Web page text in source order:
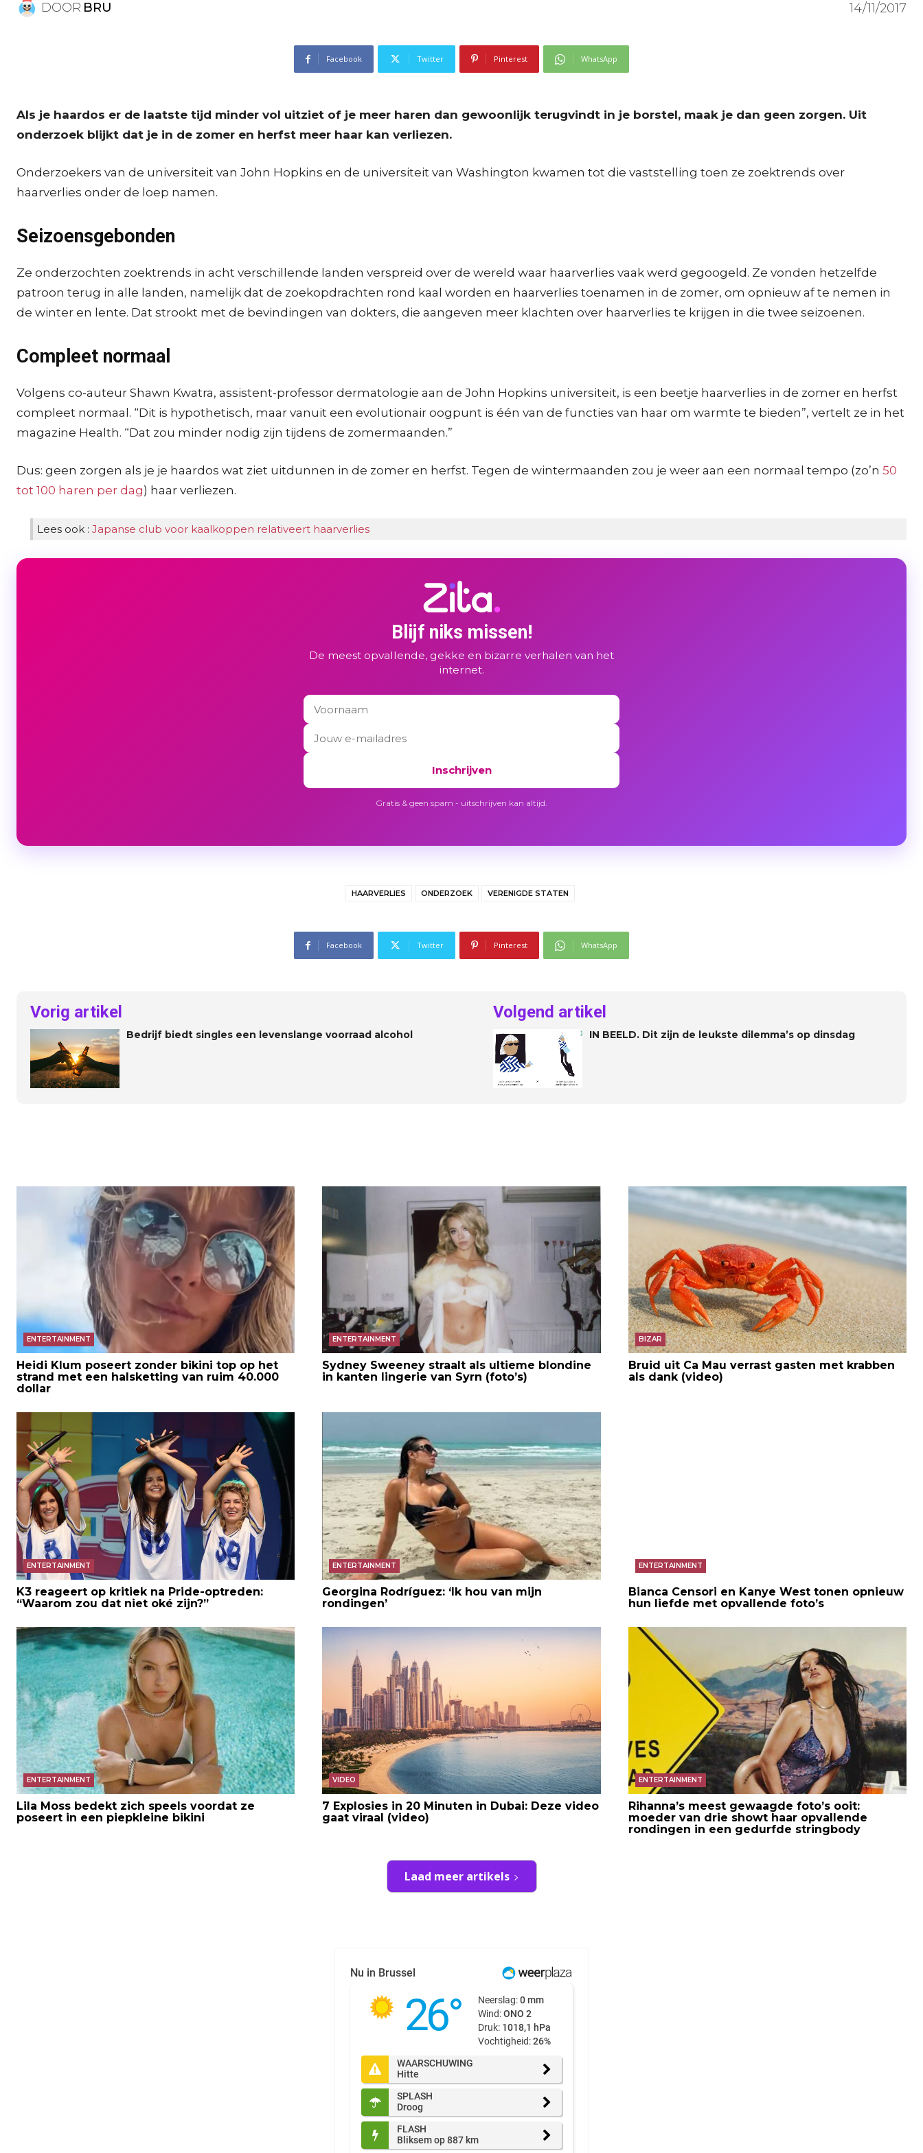
DOOR BRU 14/11/2017
Facebook Twitter Pinterest WhatsApp
Als je haardos er de laatste tijd minder vol uitziet of je meer haren dan gewoonlijk terugvindt in je borstel, maak je dan geen zorgen. Uit
onderzoek blijkt dat je in de zomer en herfst meer haar kan verliezen.
Onderzoekers van de universiteit van John Hopkins en de universiteit van Washington kwamen tot die vaststelling toen ze zoektrends over
haarverlies onder de loep namen.
Seizoensgebonden
Ze onderzochten zoektrends in acht verschillende landen verspreid over de wereld waar haarverlies vaak werd gegoogeld. Ze vonden hetzelfde
patroon terug in alle landen, namelijk dat de zoekopdrachten rond kaal worden en haarverlies toenamen in de zomer, om opnieuw af te nemen in
de winter en lente. Dat strookt met de bevindingen van dokters, die aangeven meer klachten over haarverlies te krijgen in die twee seizoenen.
Compleet normaal
Volgens co-auteur Shawn Kwatra, assistent-professor dermatologie aan de John Hopkins universiteit, is een beetje haarverlies in de zomer en herfst
compleet normaal. “Dit is hypothetisch, maar vanuit een evolutionair oogpunt is één van de functies van haar om warmte te bieden”, vertelt ze in het
magazine Health. “Dat zou minder nodig zijn tijdens de zomermaanden.”
Dus: geen zorgen als je je haardos wat ziet uitdunnen in de zomer en herfst. Tegen de wintermaanden zou je weer aan een normaal tempo (zo’n 50
tot 100 haren per dag) haar verliezen.
Lees ook : Japanse club voor kaalkoppen relativeert haarverlies
Blijf niks missen!
De meest opvallende, gekke en bizarre verhalen van het
internet.
Inschrijven
Gratis & geen spam - uitschrijven kan altijd.
HAARVERLIES ONDERZOEK VERENIGDE STATEN
Facebook Twitter Pinterest WhatsApp
Vorig artikel
Bedrijf biedt singles een levenslange voorraad alcohol
Volgend artikel
IN BEELD. Dit zijn de leukste dilemma’s op dinsdag
ENTERTAINMENT
Heidi Klum poseert zonder bikini top op het
strand met een halsketting van ruim 40.000
dollar
ENTERTAINMENT
Sydney Sweeney straalt als ultieme blondine
in kanten lingerie van Syrn (foto’s)
BIZAR
Bruid uit Ca Mau verrast gasten met krabben
als dank (video)
ENTERTAINMENT
K3 reageert op kritiek na Pride-optreden:
“Waarom zou dat niet oké zijn?”
ENTERTAINMENT
Georgina Rodríguez: ‘Ik hou van mijn
rondingen’
ENTERTAINMENT
Bianca Censori en Kanye West tonen opnieuw
hun liefde met opvallende foto’s
ENTERTAINMENT
Lila Moss bedekt zich speels voordat ze
poseert in een piepkleine bikini
VIDEO
7 Explosies in 20 Minuten in Dubai: Deze video
gaat viraal (video)
ENTERTAINMENT
Rihanna’s meest gewaagde foto’s ooit:
moeder van drie showt haar opvallende
rondingen in een gedurfde stringbody
Laad meer artikels